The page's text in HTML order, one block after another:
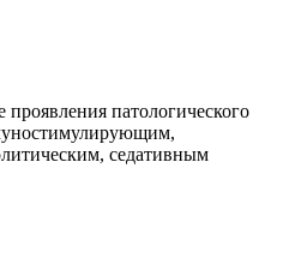
патологического
седативным